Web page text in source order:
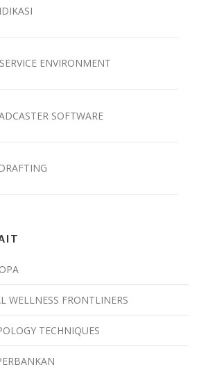
ENVIRONMENT
SOFTWARE
WELLNESS FRONTLINERS
TECHNIQUES